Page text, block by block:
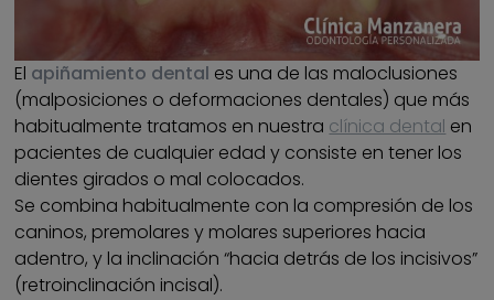
El apiñamiento dental es una de las maloclusiones
(malposiciones o deformaciones dentales) que más
habitualmente tratamos en nuestra clínica dental en
pacientes de cualquier edad y consiste en tener los
dientes girados o mal colocados.
Se combina habitualmente con la compresión de los
caninos, premolares y molares superiores hacia
adentro, y la inclinación “hacia detrás de los incisivos”
(retroinclinación incisal).